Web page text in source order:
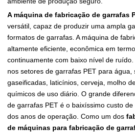
A máquina de fabricação de garrafas
versátil, capaz de produzir uma ampla
formatos de garrafas. A máquina de
altamente eficiente, econômica em
continuamente com baixo nível de
nos setores de garrafas PET para
gaseificadas, laticínios, cerveja, molho
químicos de uso diário. O grande
de garrafas PET é o baixíssimo custo
dos anos de operação. Como um dos
de máquinas para fabricação de